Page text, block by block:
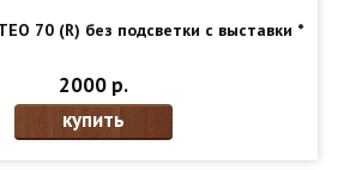
70 (R) без подсветки с выставки *
2000 р.
купить